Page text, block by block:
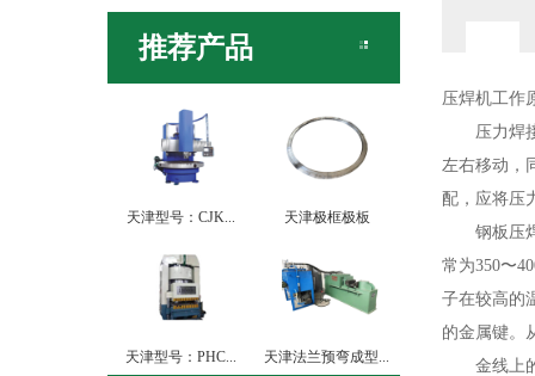
推荐产品
天津型号：CJK... 天津极框极板
天津型号：PHC... 天津法兰预弯成型...
压焊机工作
压力焊接
左右移动，
配，应将压
钢板压焊
常为350〜
子在较高的
的金属键。
金线上的